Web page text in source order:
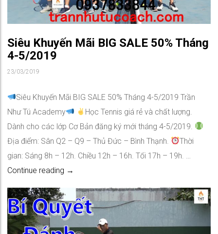
Siêu Khuyến Mãi BIG SALE 50% Tháng
4-5/2019
23/03/2019
Siêu Khuyến Mãi BIG SALE 50% Tháng 4-5/2019 Trần
Như Tú Academy
Học Tennis giá rẻ và chất lượng.
Dành cho các lớp Cơ Bản đăng ký mới tháng 4-5/2019.
Địa điểm: Sân Q2 – Q9 – Thủ Đức – Bình Thạnh.
Thời
gian: Sáng 8h – 12h. Chiều 12h – 16h. Tối 17h – 19h. …
Continue reading Siêu Khuyến Mãi BIG SALE 50% Tháng 4-5/
→